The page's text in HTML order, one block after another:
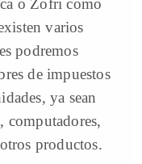
varios
podremos
de impuestos
ya sean
computadores,
productos.